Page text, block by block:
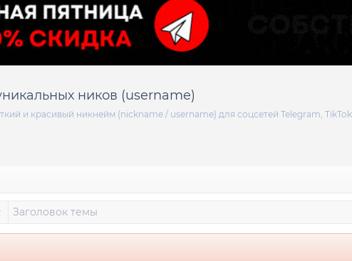
ников (username)
и красивый никнейм (nickname / username) для соцсетей Telegram,